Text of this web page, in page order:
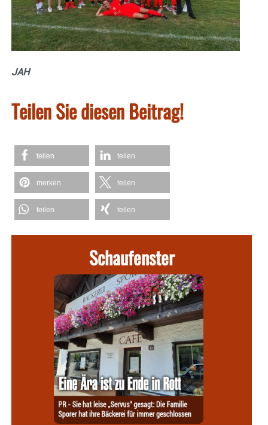
JAH
Teilen Sie diesen Beitrag!
teilen teilen
merken teilen
teilen teilen
Schaufenster